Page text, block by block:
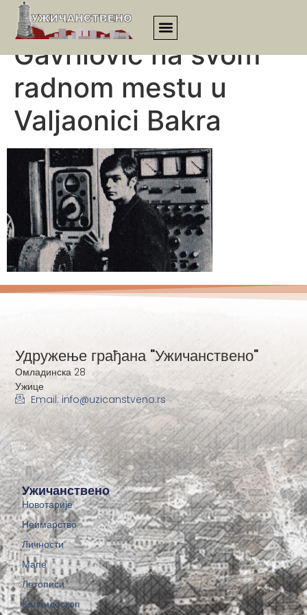
Mladi Boban
Gavrilović na svom
radnom mestu u
Valjaonici Bakra
Ужичанствено
Новотарије
Неимарство
Личности
Мапе
Летописи
Калеидоскоп
Удружење грађана "Ужичанствено"
Омладинска 28
Ужице
Email: info@uzicanstveno.rs